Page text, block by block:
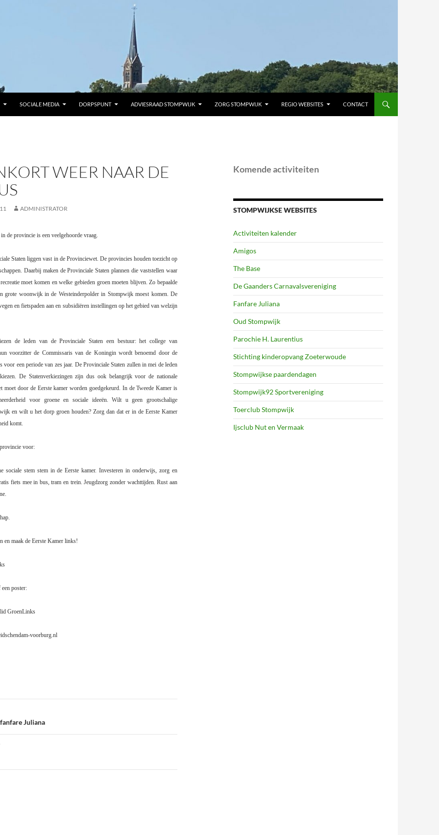
SOCIALE MEDIA DORPSPUNT ADVIESRAAD STOMPWIJK ZORG STOMPWIJK REGIO WEBSITES CONTACT
WEER NAAR DE
ADMINISTRATOR
de provincie is een veelgehoorde vraag.
Staten liggen vast in de Provinciewet. De provincies houden toezicht op
Daarbij maken de Provinciale Staten plannen die vaststellen waar
moet komen en welke gebieden groen moeten blijven. Zo bepaalde
grote woonwijk in de Westeinderpolder in Stompwijk moest komen. De
en fietspaden aan en subsidiëren instellingen op het gebied van welzijn
de leden van de Provinciale Staten een bestuur: het college van
voorzitter de Commissaris van de Koningin wordt benoemd door de
voor een periode van zes jaar. De Provinciale Staten zullen in mei de leden
De Statenverkiezingen zijn dus ook belangrijk voor de nationale
moet door de Eerste kamer worden goedgekeurd. In de Tweede Kamer is
voor groene en sociale ideeën.Wilt u geen grootschalige
en wilt u het dorp groen houden? Zorg dan dat er in de Eerste Kamer
komt.
voor:
sociale stem stem in de Eerste kamer. Investeren in onderwijs, zorg en
fiets mee in bus, tram en trein. Jeugdzorg zonder wachttijden. Rust aan
en maak de Eerste Kamer links!
poster:
GroenLinks
voorburg.nl
Juliana
Komende activiteiten
STOMPWIJKSE WEBSITES
Activiteiten kalender
Amigos
The Base
De Gaanders Carnavalsvereniging
Fanfare Juliana
Oud Stompwijk
Parochie H. Laurentius
Stichting kinderopvang Zoeterwoude
Stompwijkse paardendagen
Stompwijk92 Sportvereniging
Toerclub Stompwijk
Ijsclub Nut en Vermaak